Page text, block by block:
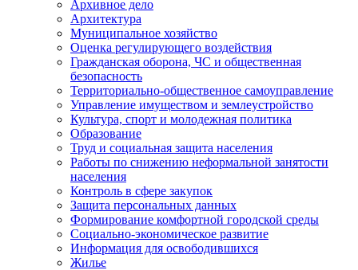
Архивное дело
Архитектура
Муниципальное хозяйство
Оценка регулирующего воздействия
Гражданская оборона, ЧС и общественная
безопасность
Территориально-общественное самоуправление
Управление имуществом и землеустройство
Культура, спорт и молодежная политика
Образование
Труд и социальная защита населения
Работы по снижению неформальной занятости
населения
Контроль в сфере закупок
Защита персональных данных
Формирование комфортной городской среды
Социально-экономическое развитие
Информация для освободившихся
Жилье